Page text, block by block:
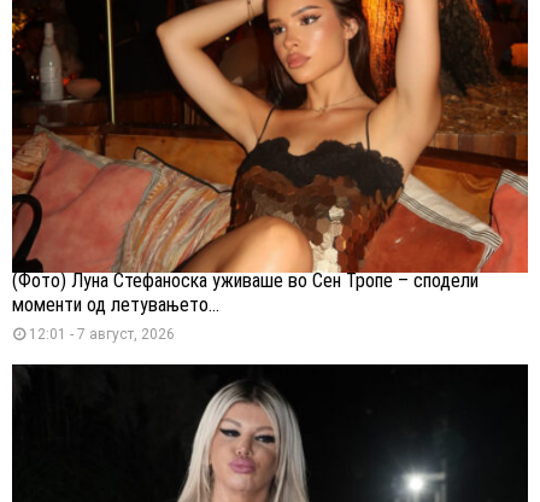
(Фото) Луна Стефаноска уживаше во Сен Тропе – сподели
моменти од летувањето...
12:01 - 7 август, 2026